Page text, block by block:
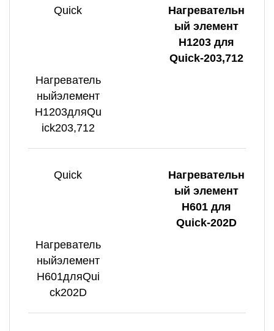
Quick
Нагревательн
ый элемент
H1203 для
Quick-203,712
Нагреватель
ныйэлемент
H1203дляQu
ick203,712
Quick
Нагревательн
ый элемент
H601 для
Quick-202D
Нагреватель
ныйэлемент
H601дляQui
ck202D